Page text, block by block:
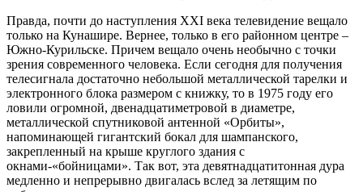
Правда, почти до наступления XXI века телевидение вещало
только на Кунашире. Вернее, только в его районном центре –
Южно-Курильске. Причем вещало очень необычно с точки
зрения современного человека. Если сегодня для получения
телесигнала достаточно небольшой металлической тарелки и
электронного блока размером с книжку, то в 1975 году его
ловили огромной, двенадцатиметровой в диаметре,
металлической спутниковой антенной «Орбиты»,
напоминающей гигантский бокал для шампанского,
закрепленный на крыше круглого здания с
окнами-«бойницами». Так вот, эта девятнадцатитонная дура
медленно и непрерывно двигалась вслед за летящим по